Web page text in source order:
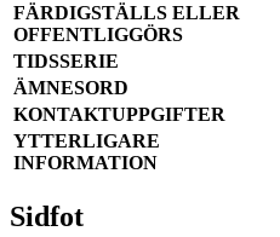
FÄRDIGSTÄLLS ELLER
OFFENTLIGGÖRS
TIDSSERIE
ÄMNESORD
KONTAKTUPPGIFTER
YTTERLIGARE
INFORMATION
Sidfot